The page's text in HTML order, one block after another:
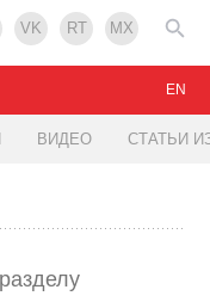
VK RT MX
ВИДЕО СТАТЬИ
EN